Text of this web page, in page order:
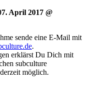
April 2017 @
sende eine E-Mail mit
.
erklärst Du Dich mit
subculture
möglich.